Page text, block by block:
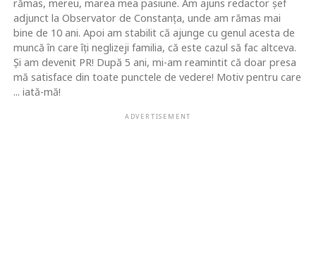
rămas, mereu, marea mea pasiune. Am ajuns redactor şef
adjunct la Observator de Constanţa, unde am rămas mai
bine de 10 ani. Apoi am stabilit că ajunge cu genul acesta de
muncă în care îţi neglizeji familia, că este cazul să fac altceva.
Şi am devenit PR! După 5 ani, mi-am reamintit că doar presa
mă satisface din toate punctele de vedere! Motiv pentru care
... iată-mă!
ADVERTISEMENT